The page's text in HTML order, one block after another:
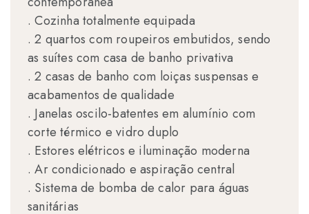
. Cozinha totalmente equipada
. 2 quartos com roupeiros embutidos, sendo
as suítes com casa de banho privativa
. 2 casas de banho com loiças suspensas e
acabamentos de qualidade
. Janelas oscilo-batentes em alumínio com
corte térmico e vidro duplo
. Estores elétricos e iluminação moderna
. Ar condicionado e aspiração central
. Sistema de bomba de calor para águas
sanitárias